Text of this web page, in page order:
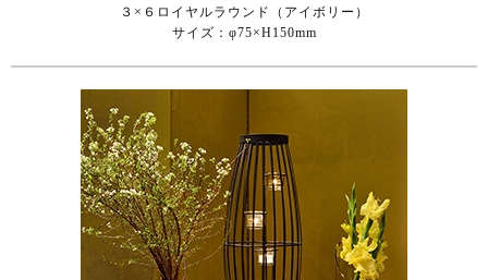
３×６ロイヤルラウンド（アイボリー）
サイズ：φ75×H150mm